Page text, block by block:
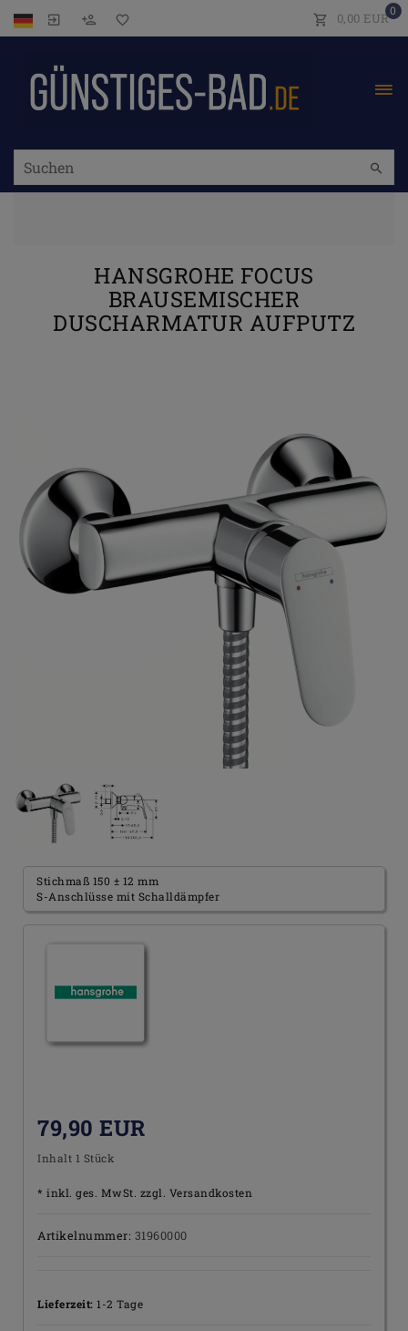
0
0,00 EUR
HANSGROHE FOCUS
BRAUSEMISCHER
DUSCHARMATUR AUFPUTZ
Stichmaß 150 ± 12 mm
S-Anschlüsse mit Schalldämpfer
79,90 EUR
Inhalt 1 Stück
* inkl. ges. MwSt. zzgl. Versandkosten
Artikelnummer: 31960000
Lieferzeit: 1-2 Tage